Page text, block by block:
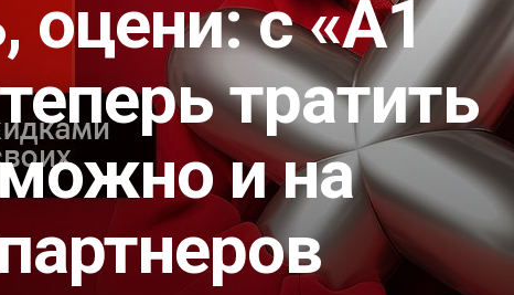
оцени: с «A1
тратить
и на